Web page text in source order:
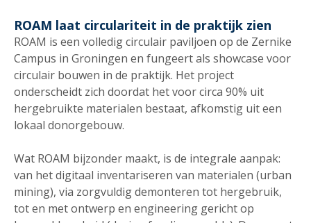
ROAM laat circulariteit in de praktijk zien
ROAM is een volledig circulair paviljoen op de Zernike
Campus in Groningen en fungeert als showcase voor
circulair bouwen in de praktijk. Het project
onderscheidt zich doordat het voor circa 90% uit
hergebruikte materialen bestaat, afkomstig uit een
lokaal donorgebouw.
Wat ROAM bijzonder maakt, is de integrale aanpak:
van het digitaal inventariseren van materialen (urban
mining), via zorgvuldig demonteren tot hergebruik,
tot en met ontwerp en engineering gericht op